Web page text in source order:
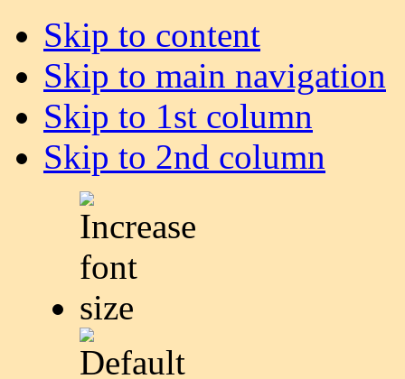
Skip to content
Skip to main navigation
Skip to 1st column
Skip to 2nd column